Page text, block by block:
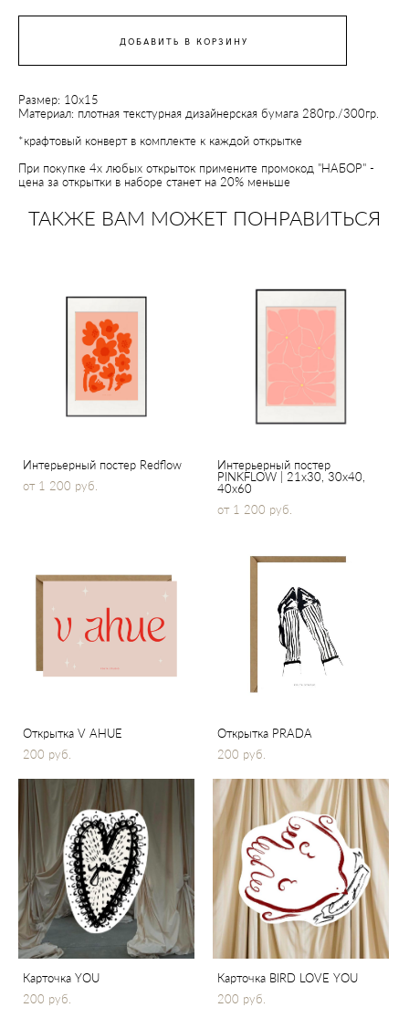
ДОБАВИТЬ В КОРЗИНУ
Размер: 10х15
Материал: плотная текстурная дизайнерская бумага 280гр./300гр.
*крафтовый конверт в комплекте к каждой открытке
При покупке 4х любых открыток примените промокод "НАБОР" -
цена за открытки в наборе станет на 20% меньше
ТАКЖЕ ВАМ МОЖЕТ ПОНРАВИТЬСЯ
Интерьерный постер Redflow
от 1 200 pуб.
Интерьерный постер
PINKFLOW | 21x30, 30х40,
40x60
от 1 200 pуб.
Открытка V AHUE
200 pуб.
Открытка PRADA
200 pуб.
Карточка YOU
200 pуб.
Карточка BIRD LOVE YOU
200 pуб.